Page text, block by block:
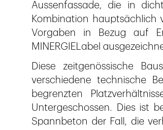
Aussenfassade, die in
Kombination hauptsächlich
Vorgaben in Bezug auf
MINERGIE­Label
Diese zeitgenössische
verschiedene technische
begrenzten
Untergeschossen. Dies ist
Spannbeton der Fall, die